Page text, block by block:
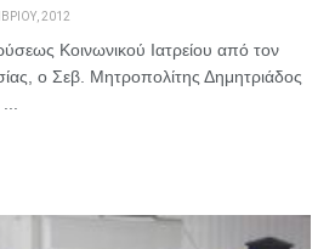
2012
Κοινωνικού Ιατρείου από τον
ο Σεβ. Μητροπολίτης Δημητριάδος